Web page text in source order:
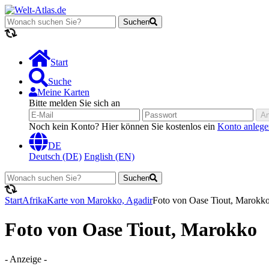
Suchen
Lädt...
Start
Suche
Meine Karten
Bitte melden Sie sich an
Noch kein Konto? Hier können Sie kostenlos ein Konto
DE
Deutsch (DE) English (EN)
Suchen
Lädt...
StartAfrikaKarte von Marokko, AgadirFoto von Oase Tiout,
Foto von Oase Tiout, Marokko
- Anzeige -